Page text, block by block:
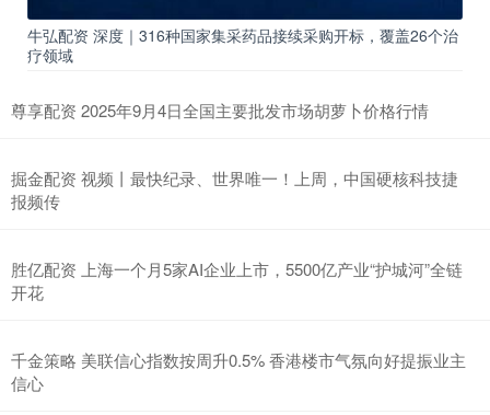
牛弘配资 深度｜316种国家集采药品接续采购开标，覆盖26个治
疗领域
尊享配资 2025年9月4日全国主要批发市场胡萝卜价格行情
掘金配资 视频丨最快纪录、世界唯一！上周，中国硬核科技捷
报频传
胜亿配资 上海一个月5家AI企业上市，5500亿产业“护城河”全链
开花
千金策略 美联信心指数按周升0.5% 香港楼市气氛向好提振业主
信心